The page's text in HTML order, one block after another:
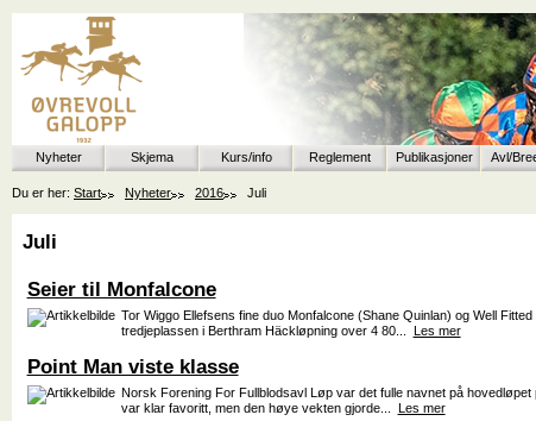
Nyheter Skjema Kurs/info Reglement Publikasjoner Avl/
Du er her: Start Nyheter 2016 Juli
Juli
Seier til Monfalcone
Tor Wiggo Ellefsens fine duo Monfalcone (Shane Quinlan) og Well
tredjeplassen i Berthram Häckløpning over 4 80...
Les mer
Point Man viste klasse
Norsk Forening For Fullblodsavl Løp var det fulle navnet på
var klar favoritt, men den høye vekten gjorde... Les mer